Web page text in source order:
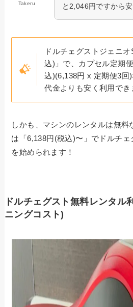
Takeru
と2,046円ですから安
ドルチェグストジェニ
込)」で、カプセル定期
込)(6,138円 x 定期便3回
代金よりも安く利用でき
しかも、マシンのレンタルは無料
は「6,138円(税込)〜」でドルチ
を始められます！
ドルチェグスト無料レンタル
ニングコスト)